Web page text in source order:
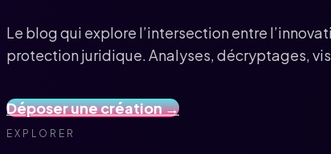
Le blog qui explore l’intersection entre
protection juridique. Analyses, décryptages,
Déposer une création →
EXPLORER